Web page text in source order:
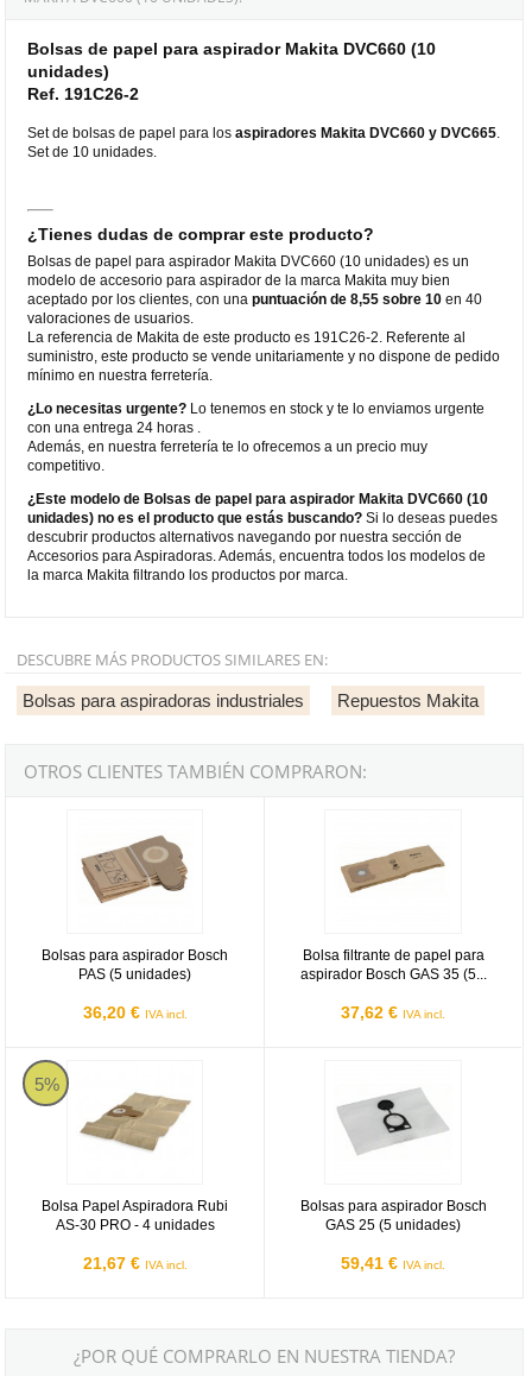
Bolsas de papel para aspirador Makita DVC660 (10
unidades)
Ref. 191C26-2
Set de bolsas de papel para losaspiradores Makita DVC660 y DVC665
Set de 10 unidades.
¿Tienes dudas de comprar este producto?
Bolsas de papel para aspirador Makita DVC660 (10 unidades) es un
modelo de accesorio para aspirador de la marca Makita muy bien
aceptado por los clientes, con unapuntuación de 8,55 sobre 10 en 40
valoraciones de usuarios.
La referencia de Makita de este producto es 191C26-2. Referente al
suministro, este producto se vende unitariamente y no dispone de pedido
mínimo en nuestra ferretería.
¿Lo necesitas urgente? Lo tenemos en stock y te lo enviamos urgente
con una entrega 24 horas .
Además, en nuestra ferretería te lo ofrecemos a un precio muy
competitivo.
¿Este modelo de Bolsas de papel para aspirador Makita DVC660 (10
unidades) no es el producto que estás buscando? Si lo deseas puedes
descubrir productos alternativos navegando por nuestra sección de
Accesorios para Aspiradoras. Además, encuentra todos los modelos de
la marca Makita filtrando los productos por marca.
DESCUBRE MÁS PRODUCTOS SIMILARES EN:
Bolsas para aspiradoras industriales Repuestos Makita
OTROS CLIENTES TAMBIÉN COMPRARON:
Bolsas para aspirador Bosch
PAS (5 unidades)
36,20 € IVA incl.
Bolsa filtrante de papel para
aspirador Bosch GAS 35 (5...
37,62 € IVA incl.
5%
Bolsa Papel Aspiradora Rubi
AS-30 PRO - 4 unidades
21,67 € IVA incl.
Bolsa Papel Aspiradora Rubi AS-30 PRO - 4 unidades
Bolsas para aspirador Bosch
GAS 25 (5 unidades)
59,41 € IVA incl.
¿POR QUÉ COMPRARLO EN NUESTRA TIENDA?